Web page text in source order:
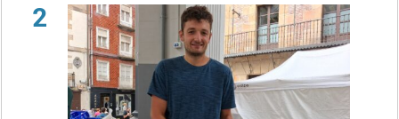
2